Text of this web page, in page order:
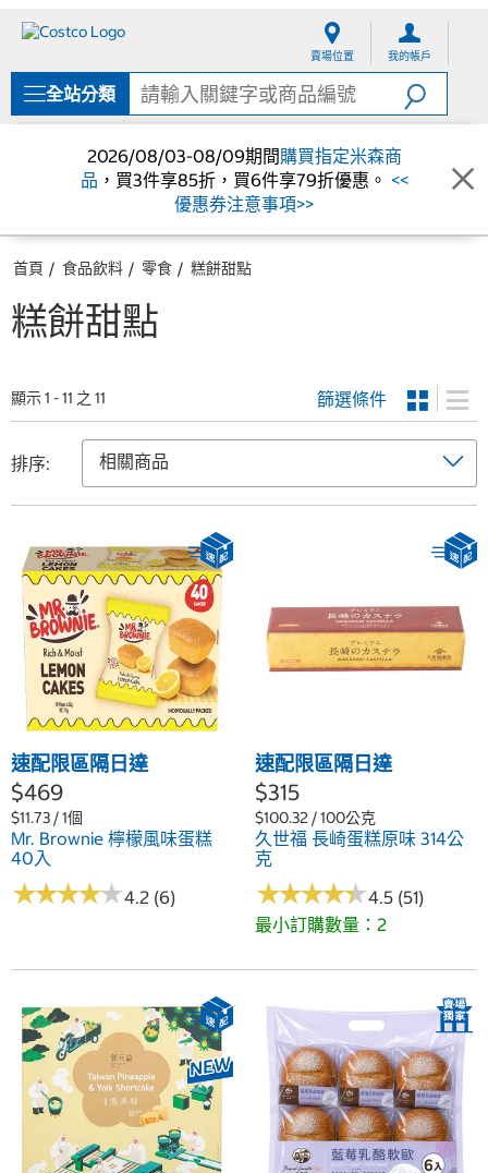
單
賣場位置 我的帳戶
全站分類
2026/08/03-08/09期間購買指定米森商
品 ，買3件享85折，買6件享79折優惠。 <<
優惠券注意事項>>
首頁 食品飲料 零食 糕餅甜點
糕餅甜點
顯示 1 - 11 之 11 篩選條件
排序:
速配限區隔日達
$469
$11.73 / 1個
Mr. Brownie 檸檬風味蛋糕
40入
★★★★★
★★★★★4.2 (6)
速配限區隔日達
$315
$100.32 / 100公克
久世福 長崎蛋糕原味 314公
克
★★★★★
★★★★★4.5 (51)
最小訂購數量：2